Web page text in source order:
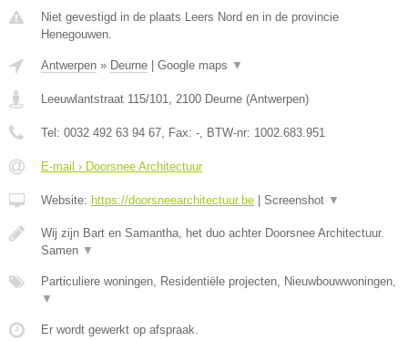
Niet gevestigd in de plaats Leers Nord en in de provincie
Henegouwen.
Antwerpen » Deurne Google maps ▼
Leeuwlantstraat 115/101, 2100 Deurne (Antwerpen)
Tel: 0032 492 63 94 67, Fax: -, BTW-nr: 1002.683.951
E-mail › Doorsnee Architectuur
Website: https://doorsneearchitectuur.be Screenshot ▼
Wij zijn Bart en Samantha, het duo achter Doorsnee Architectuur.
Samen ▼
Particuliere woningen, Residentiële projecten, Nieuwbouwwoningen,
▼
Er wordt gewerkt op afspraak.